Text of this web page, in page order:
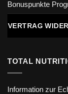
Bonuspunkte
VERTRAG
TOTAL
Information zur